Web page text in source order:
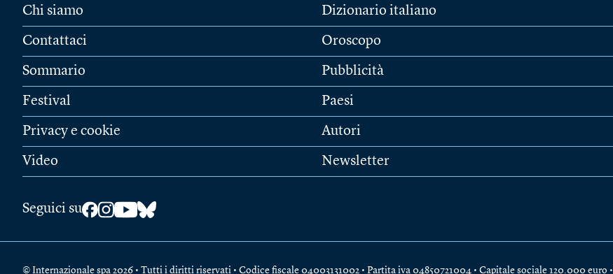
Chi siamo
Contattaci
Sommario
Festival
Privacy e cookie
Video
Dizionario italiano
Oroscopo
Pubblicità
Paesi
Autori
Newsletter
Seguici su
© Internazionale spa 2026 • Tutti i diritti riservati • Codice fiscale 04003131002 • Partita iva 04850721004 • Capitale sociale 120.000 euro •